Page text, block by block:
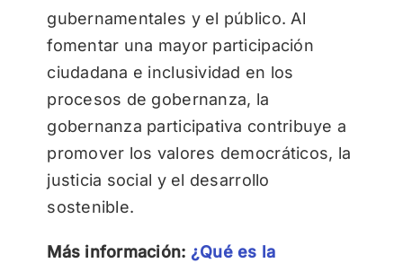
gubernamentales y el público. Al
fomentar una mayor participación
ciudadana e inclusividad en los
procesos de gobernanza, la
gobernanza participativa contribuye a
promover los valores democráticos, la
justicia social y el desarrollo
sostenible.
Más información: ¿Qué es la